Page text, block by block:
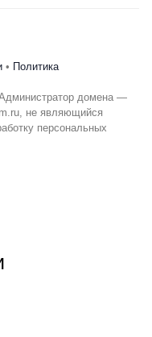
• Политика
домена —
не являющийся
персональных